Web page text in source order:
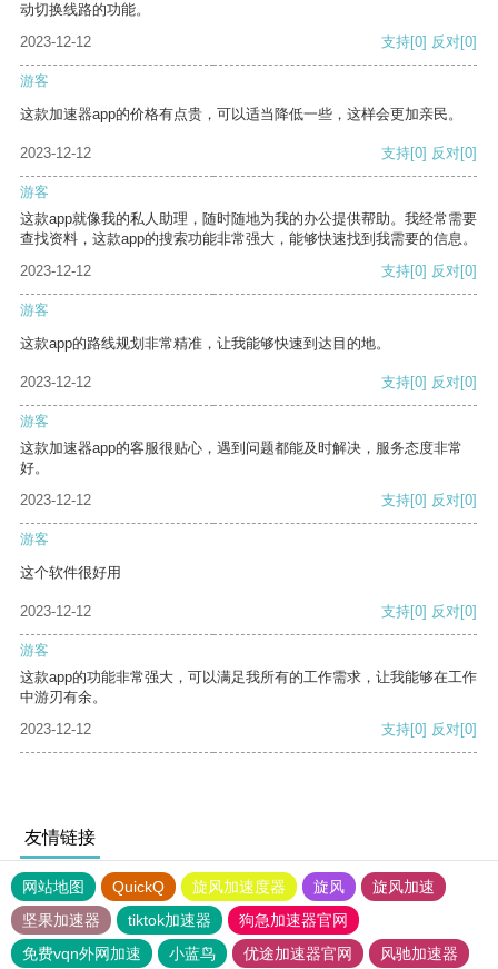
动切换线路的功能。
2023-12-12
支持[0] 反对[0]
游客
这款加速器app的价格有点贵，可以适当降低一些，这样会更加亲民。
2023-12-12 支持[0] 反对[0]
游客
这款app就像我的私人助理，随时随地为我的办公提供帮助。我经常需要
查找资料，这款app的搜索功能非常强大，能够快速找到我需要的信息。
2023-12-12
支持[0] 反对[0]
游客
这款app的路线规划非常精准，让我能够快速到达目的地。
2023-12-12 支持[0] 反对[0]
游客
这款加速器app的客服很贴心，遇到问题都能及时解决，服务态度非常
好。
2023-12-12
支持[0] 反对[0]
游客
这个软件很好用
2023-12-12 支持[0] 反对[0]
游客
这款app的功能非常强大，可以满足我所有的工作需求，让我能够在工作
中游刃有余。
2023-12-12
支持[0] 反对[0]
友情链接
网站地图 QuickQ 旋风加速度器 旋风
旋风加速
坚果加速器
tiktok加速器
狗急加速器官网
免费vqn外网加速
小蓝鸟 优途加速器官网 风驰加速器